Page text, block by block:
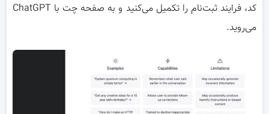
کد، فرایند ثبت‌نام را تکمیل می‌کنید و به صفحه چت با ChatGPT
می‌روید.